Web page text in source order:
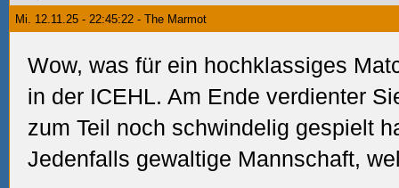
Mi. 12.11.25 - 22:45:22 - The Marmot
Wow, was für ein hochklassiges
in der ICEHL. Am Ende verdienter
zum Teil noch schwindelig gespielt
Jedenfalls gewaltige Mannschaft,